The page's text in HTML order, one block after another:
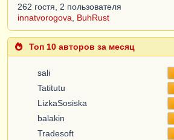
262 гостя, 2 пользователя
innatvorogova, BuhRust
Топ 10 авторов за месяц
sali
Tatitutu
LizkaSosiska
balakin
Tradesoft